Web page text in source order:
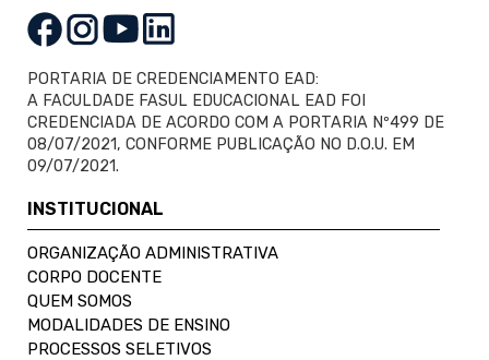
PORTARIA DE CREDENCIAMENTO EAD:
A FACULDADE FASUL EDUCACIONAL EAD FOI
CREDENCIADA DE ACORDO COM A PORTARIA Nº499 DE
08/07/2021, CONFORME PUBLICAÇÃO NO D.O.U. EM
09/07/2021.
INSTITUCIONAL
ORGANIZAÇÃO ADMINISTRATIVA
CORPO DOCENTE
QUEM SOMOS
MODALIDADES DE ENSINO
PROCESSOS SELETIVOS